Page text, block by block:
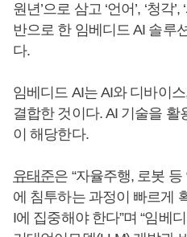
원년’으로 삼고 ‘언어’, ‘청각
반으로 한 임베디드 AI 솔루
다.
임베디드 AI는 AI와 디바이
결합한 것이다. AI 기술을
이 해당한다.
유태준은 “자율주행, 로봇
에 침투하는 과정이 빠르게
I에 집중해야 한다”며 “임베